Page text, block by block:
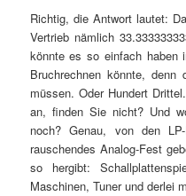
Richtig, die Antwort lautet:
Vertrieb nämlich
könnte es so einfach haben
Bruchrechnen könnte,
müssen. Oder Hundert
an, finden Sie nicht? Und
noch? Genau, von den
rauschendes Analog-Fest
so hergibt:
Maschinen, Tuner und derlei